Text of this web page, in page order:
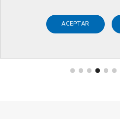
ACEPTAR